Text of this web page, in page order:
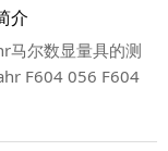
介
马尔数显量具的测
F604 056 F604